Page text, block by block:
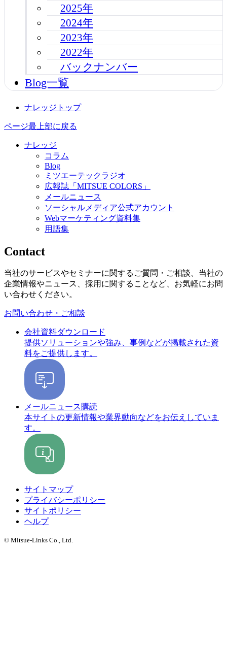
2025年
2024年
2023年
2022年
バックナンバー
Blog一覧
ナレッジトップ
ページ最上部に戻る
ナレッジ
コラム
Blog
ミツエーテックラジオ
広報誌「MITSUE COLORS」
メールニュース
ソーシャルメディア公式アカウント
Webマーケティング資料集
用語集
Contact
当社のサービスやセミナーに関するご質問・ご相談、当社の
企業情報やニュース、採用に関することなど、お気軽にお問
い合わせください。
お問い合わせ・ご相談
会社資料ダウンロード
提供ソリューションや強み、事例などが掲載された資
料をご提供します。
メールニュース購読
本サイトの更新情報や業界動向などをお伝えしていま
す。
サイトマップ
プライバシーポリシー
サイトポリシー
ヘルプ
© Mitsue-Links Co., Ltd.